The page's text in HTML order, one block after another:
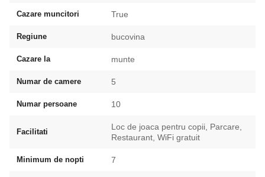
Cazare muncitori True
Regiune bucovina
Cazare la munte
Numar de camere 5
Numar persoane 10
Facilitati
Loc de joaca pentru copii, Parcare,
Restaurant, WiFi gratuit
Minimum de nopti 7